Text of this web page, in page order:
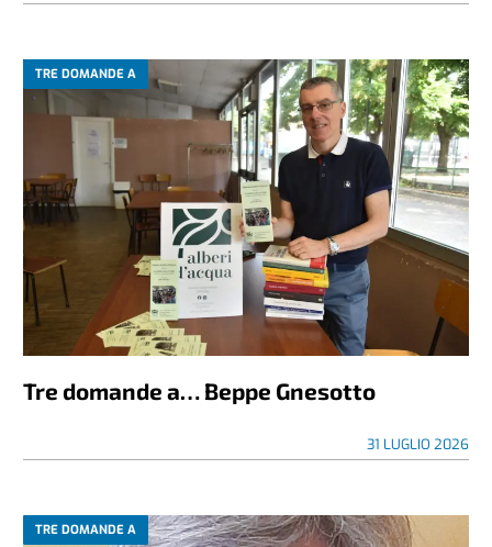
TRE DOMANDE A
Tre domande a… Beppe Gnesotto
31 LUGLIO 2026
TRE DOMANDE A